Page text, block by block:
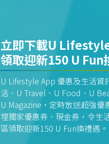
立即下載U
領取迎新150 U Fun
U Lifestyle App 優惠及生活資
活、U Travel、U Food、U
U Magazine，定時放送超強
埋獨家優惠券、現金券，令生
區領取迎新150 U Fun換禮遇。